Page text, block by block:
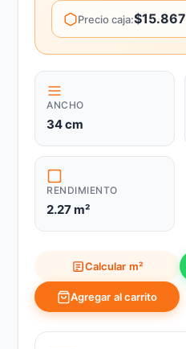
Precio caja:$15.867
ANCHO
34 cm
RENDIMIENTO
2.27 m²
Calcular m²
Agregar al carrito